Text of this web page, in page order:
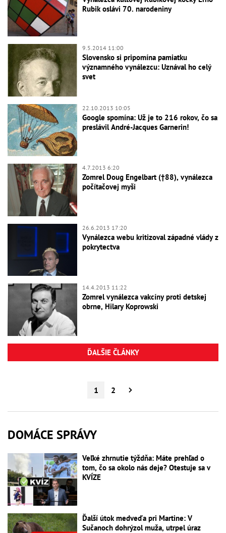
Rubik oslávi 70. narodeniny
9.5.2014 11:00
Slovensko si pripomína pamiatku
významného vynálezcu: Uznával ho celý
svet
22.10.2013 10:05
Google spomína: Už je to 216 rokov, čo sa
preslávil André-Jacques Garnerin!
4.7.2013 6:20
Zomrel Doug Engelbart (†88), vynálezca
počítačovej myši
26.6.2013 17:20
Vynálezca webu kritizoval západné vlády z
pokrytectva
14.4.2013 11:22
Zomrel vynálezca vakcíny proti detskej
obrne, Hilary Koprowski
ĎALŠIE ČLÁNKY
1 2
DOMÁCE SPRÁVY
Veľké zhrnutie týždňa: Máte prehľad o
tom, čo sa okolo nás deje? Otestuje sa v
KVÍZE
Ďalší útok medveďa pri Martine: V
Sučanoch dohrýzol muža, utrpel úraz